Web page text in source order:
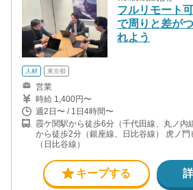
フルリモート
で周りと差が
れよう
人材 東京都
営業
時給 1,400円〜
週2日〜 / 1日4時間〜
霞ケ関駅から徒歩6分（千代田線、丸ノ内
から徒歩2分（銀座線、日比谷線） 虎ノ
（日比谷線）
キープする